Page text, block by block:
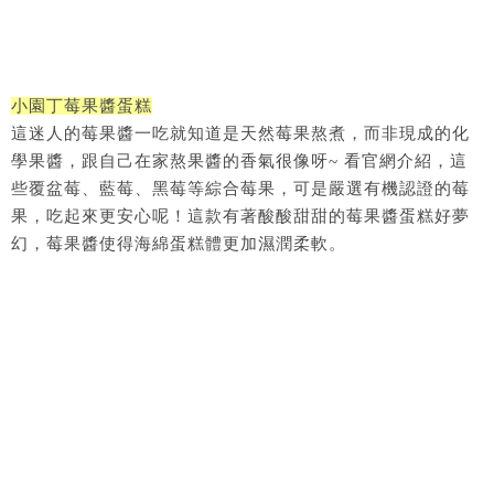
小園丁莓果醬蛋糕
這迷人的莓果醬一吃就知道是天然莓果熬煮，而非現成的化
學果醬，跟自己在家熬果醬的香氣很像呀~ 看官網介紹，這
些覆盆莓、藍莓、黑莓等綜合莓果，可是嚴選有機認證的莓
果，吃起來更安心呢！這款有著酸酸甜甜的莓果醬蛋糕好夢
幻，莓果醬使得海綿蛋糕體更加濕潤柔軟。